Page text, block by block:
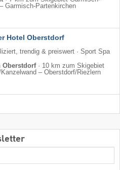
Garmisch-Partenkirchen
Hotel Oberstdorf
trendig & preiswert · Sport Spa
Oberstdorf· 10 km zum Skigebiet
​Kanzelwand – Oberstdorf/​Riezlern